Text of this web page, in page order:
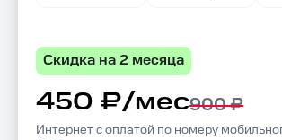
Скидка на 2 месяца
450 ₽/мес900 ₽
Интернет с оплатой по номеру